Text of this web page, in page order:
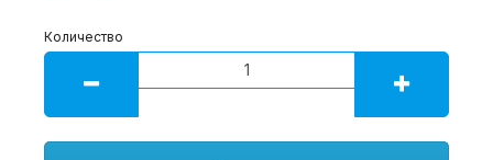
Количество